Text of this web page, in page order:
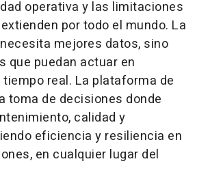
operativa y las limitaciones
por todo el mundo. La
mejores datos, sino
que puedan actuar en
real. La plataforma de
toma de decisiones donde
calidad y
eficiencia y resiliencia en
en cualquier lugar del